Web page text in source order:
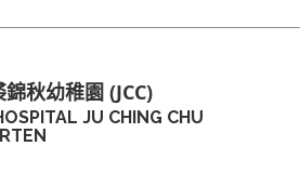
秋幼稚園 (JCC)
JU CHING CHU